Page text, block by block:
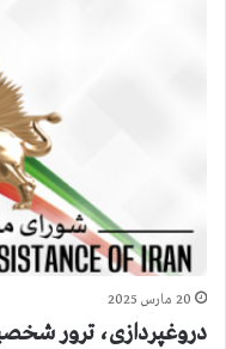
20 مارس 2025
دروغپردازی، ترور